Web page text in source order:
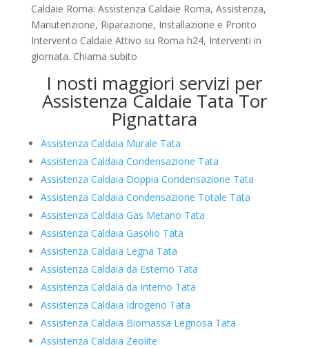
Caldaie Roma: Assistenza Caldaie Roma, Assistenza,
Manutenzione, Riparazione, Installazione e Pronto
Intervento Caldaie Attivo su Roma h24, Interventi in
giornata. Chiama subito
I nosti maggiori servizi per
Assistenza Caldaie Tata Tor
Pignattara
Assistenza Caldaia Murale Tata
Assistenza Caldaia Condensazione Tata
Assistenza Caldaia Doppia Condensazione Tata
Assistenza Caldaia Condensazione Totale Tata
Assistenza Caldaia Gas Metano Tata
Assistenza Caldaia Gasolio Tata
Assistenza Caldaia Legna Tata
Assistenza Caldaia da Esterno Tata
Assistenza Caldaia da Interno Tata
Assistenza Caldaia Idrogeno Tata
Assistenza Caldaia Biomassa Legnosa Tata
Assistenza Caldaia Zeolite